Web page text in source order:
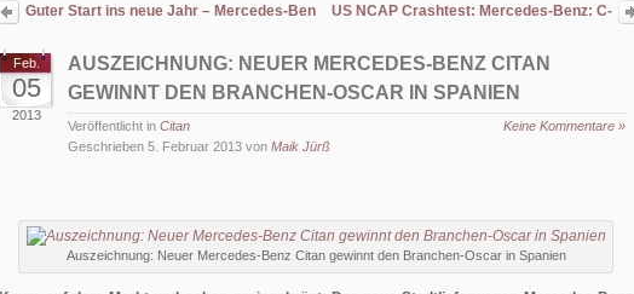
Guter Start ins neue Jahr – Mercedes-Benz steigert Absatz zum Jahresauftakt um 9,2%
US NCAP Crashtest: Mercedes-Benz: C-
Feb.
05
2013
AUSZEICHNUNG: NEUER MERCEDES-BENZ CITAN
GEWINNT DEN BRANCHEN-OSCAR IN SPANIEN
Veröffentlicht in Citan
Keine Kommentare »
Geschrieben 5. Februar 2013 von Maik Jürß
Auszeichnung: Neuer Mercedes-Benz Citan gewinnt den Branchen-Oscar in Spanien